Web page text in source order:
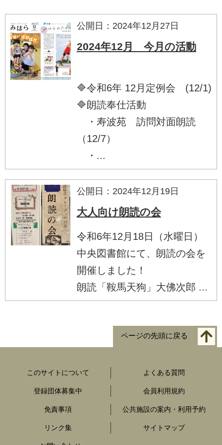
公開日：2024年12月27日
2024年12月 今月の活動
🔷令和6年 12月定例会 (12/1)
🔷朗読奉仕活動
・寿波苑 訪問対面朗読
（12/7）
・...
公開日：2024年12月19日
大人向け朗読の会
令和6年12月18日（水曜日）
中央図書館にて、朗読の会を
開催しました！
朗読「鞍馬天狗」大佛次郎 ...
ページの先頭に戻る
このサイトについて よくある質問
登録団体募集中 会員利用規約
免責事項 公共施設の案内・利用予約
リンク集 サイトマップ